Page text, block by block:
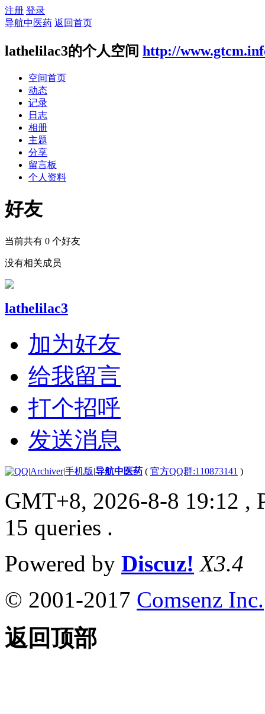
注册 登录
导航中医药 返回首页
lathelilac3的个人空间 http://
空间首页
动态
记录
日志
相册
主题
分享
留言板
个人资料
好友
当前共有 0 个好友
没有相关成员
lathelilac3
加为好友
给我留言
打个招呼
发送消息
|Archiver|手机版|导航中医药 ( 官方QQ群:110873141 )
GMT+8, 2026-8-8 19:12 ,
15 queries .
Powered by Discuz! X3.4
© 2001-2017 Comsenz Inc.
返回顶部